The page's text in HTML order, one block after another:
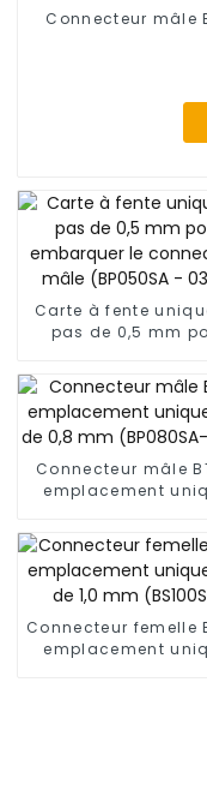
Connecteur mâle
Carte à fente
pas de 0,5 mm
mâle (BP050SA -
Connecteur mâle
emplacement
(BP080SA-0355)
Connecteur femelle
emplacement